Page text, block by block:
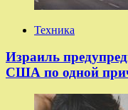
Техника
Израиль
США по одной